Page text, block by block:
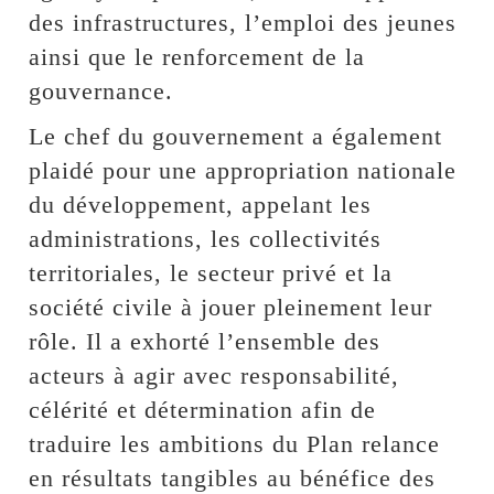
des infrastructures, l’emploi des jeunes
ainsi que le renforcement de la
gouvernance.
Le chef du gouvernement a également
plaidé pour une appropriation nationale
du développement, appelant les
administrations, les collectivités
territoriales, le secteur privé et la
société civile à jouer pleinement leur
rôle. Il a exhorté l’ensemble des
acteurs à agir avec responsabilité,
célérité et détermination afin de
traduire les ambitions du Plan relance
en résultats tangibles au bénéfice des